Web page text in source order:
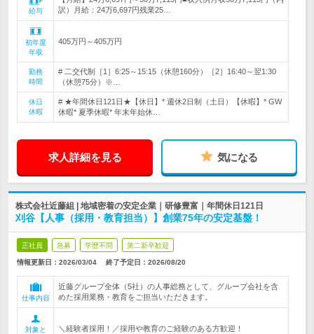
給与
訳）月給：24万6,697円残業25…
初年度
年収
405万円～405万円
勤務
時間
# 二交代制［1］6:25～15:15（休憩160分）［2］16:40～翌1:30
（休憩75分）※…
休日
休暇
# ★年間休日121日★【休日】* 週休2日制（土日）【休暇】* GW
休暇* 夏季休暇* 年末年始休…
求人詳細を見る 気になる
株式会社近藤組 | 地域密着の安定企業｜研修豊富｜年間休日121日
刈谷【人事（採用・教育担当）】創業75年の安定基盤！
正社員 急募 学歴不問 第二新卒歓迎
情報更新日：2026/03/04 終了予定日： 2026/08/20
仕事内容
近藤グループ全体（5社）の人事総務として、グループ会社を含
めた採用業務・教育をご担当いただきます。
対象と
＼経験者採用！／採用や教育のご経験のある方歓迎！